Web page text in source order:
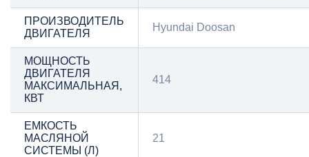
ПРОИЗВОДИТЕЛЬ
ДВИГАТЕЛЯ
Hyundai Doosan
МОЩНОСТЬ
ДВИГАТЕЛЯ
МАКСИМАЛЬНАЯ,
КВТ
414
ЕМКОСТЬ
МАСЛЯНОЙ
СИСТЕМЫ (Л)
21